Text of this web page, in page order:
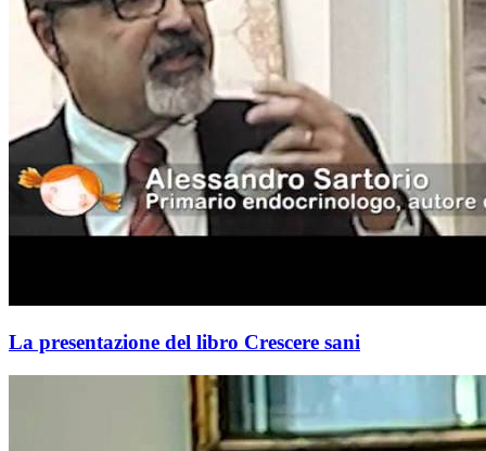
La presentazione del libro Crescere sani